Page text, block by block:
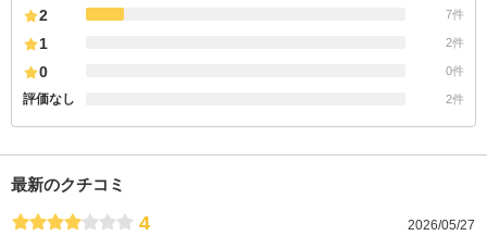
2 7件
1 2件
0 0件
評価なし 2件
最新のクチコミ
4 2026/05/27